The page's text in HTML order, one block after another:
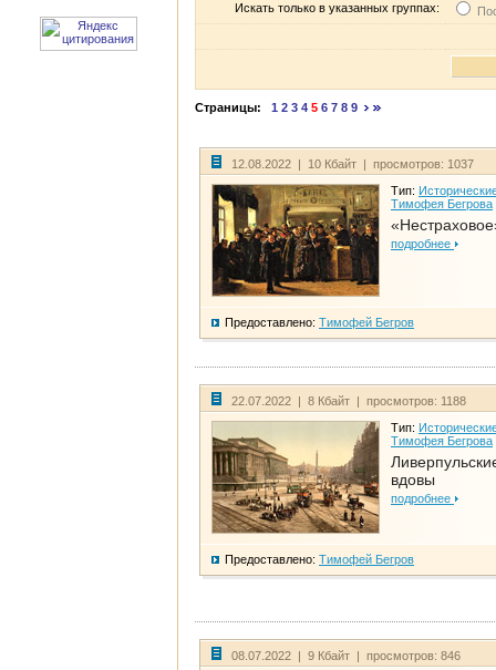
Искать только в указанных группах:
Страницы: 1 2 3 4 5 6 7 8 9
12.08.2022 | 10 Кбайт | просмотров: 1037
Тип:
Тимофея Бегрова
подробнее
Предоставлено: Тимофей Бегров
22.07.2022 | 8 Кбайт | просмотров: 1188
Тип:
Тимофея Бегрова
вдовы
подробнее
Предоставлено: Тимофей Бегров
08.07.2022 | 9 Кбайт | просмотров: 846